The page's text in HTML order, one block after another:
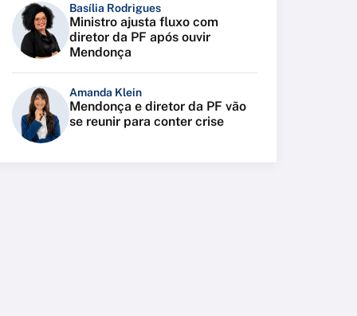
Basília Rodrigues
Ministro ajusta fluxo com
diretor da PF após ouvir
Mendonça
Amanda Klein
Mendonça e diretor da PF vão
se reunir para conter crise